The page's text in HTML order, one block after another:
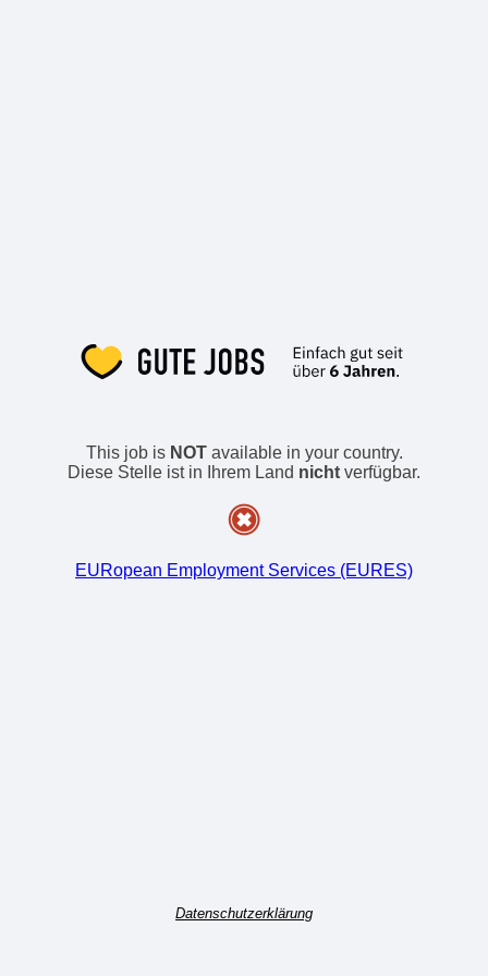
This job is NOTavailable in your country.
Diese Stelle ist in Ihrem Land nicht verfügbar.
EURopean Employment Services (EURES)
Datenschutzerklärung